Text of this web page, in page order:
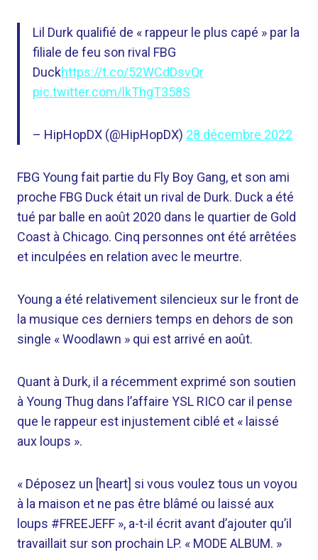
Lil Durk qualifié de « rappeur le plus capé » par la
filiale de feu son rival FBG
Duckhttps://t.co/52WCdDsvQr
pic.twitter.com/lkThgT358S
– HipHopDX (@HipHopDX) 28 décembre 2022
FBG Young fait partie du Fly Boy Gang, et son ami
proche FBG Duck était un rival de Durk. Duck a été
tué par balle en août 2020 dans le quartier de Gold
Coast à Chicago. Cinq personnes ont été arrêtées
et inculpées en relation avec le meurtre.
Young a été relativement silencieux sur le front de
la musique ces derniers temps en dehors de son
single « Woodlawn » qui est arrivé en août.
Quant à Durk, il a récemment exprimé son soutien
à Young Thug dans l’affaire YSL RICO car il pense
que le rappeur est injustement ciblé et « laissé
aux loups ».
« Déposez un [heart] si vous voulez tous un voyou
à la maison et ne pas être blâmé ou laissé aux
loups #FREEJEFF », a-t-il écrit avant d’ajouter qu’il
travaillait sur son prochain LP. « MODE ALBUM. »